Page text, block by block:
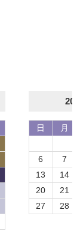
日 月
6
7
13
14
20
21
27
28